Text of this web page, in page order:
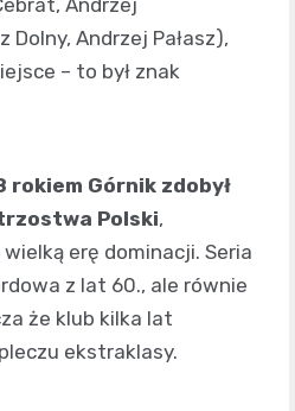
Andrzej
Dolny, Andrzej Pałasz),
– to był znak
rokiem Górnik zdobył
Polski,
erę dominacji. Seria
z lat 60., ale równie
że klub kilka lat
ekstraklasy.